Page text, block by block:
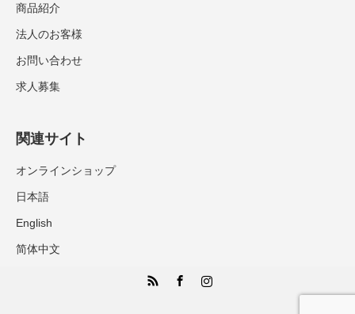
商品紹介
法人のお客様
お問い合わせ
求人募集
関連サイト
オンラインショップ
日本語
English
简体中文
Instagram